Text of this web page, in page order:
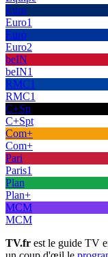
Euro
Euro1
Euro
Euro2
beIN
beIN1
RMC1
RMC1
C+Sp
C+Spt
Com+
Com+
Pari
Paris1
Plan
Plan+
MCM
MCM
TV.fr est le guide TV